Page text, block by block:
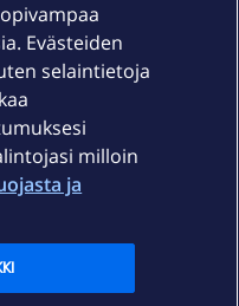
Evästeiden
selaintietoja
milloin
ja